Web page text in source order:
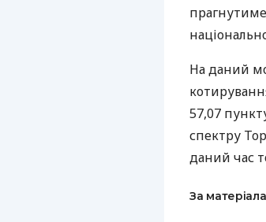
На даний
57,07
спектру
даний час
За